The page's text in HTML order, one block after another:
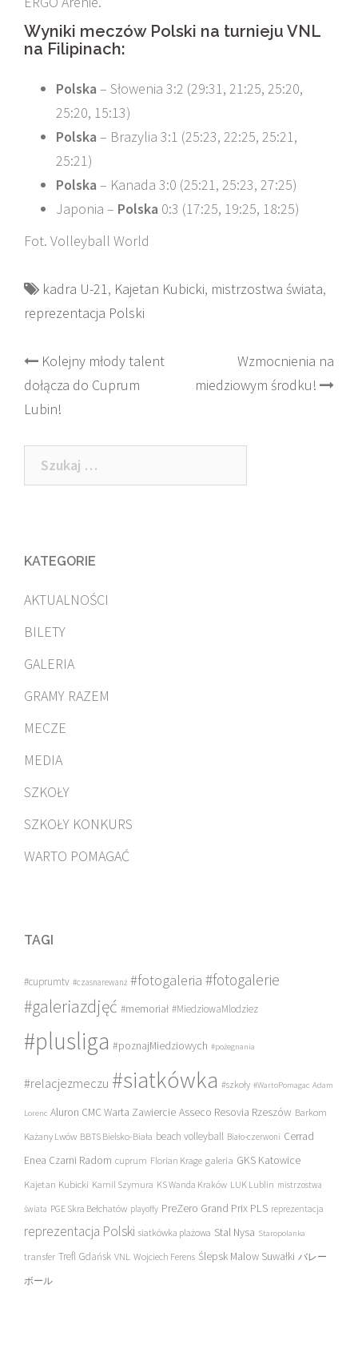
Wyniki meczów Polski na turnieju VNL
na Filipinach:
Polska – Słowenia 3:2 (29:31, 21:25, 25:20,
25:20, 15:13)
Polska – Brazylia 3:1 (25:23, 22:25, 25:21,
25:21)
Polska – Kanada 3:0 (25:21, 25:23, 27:25)
Japonia – Polska 0:3 (17:25, 19:25, 18:25)
Fot. Volleyball World
kadra U-21, Kajetan Kubicki, mistrzostwa świata,
reprezentacja Polski
Post
navigation
Kolejny młody talent
dołącza do Cuprum
Lubin!
Wzmocnienia na
miedziowym środku!
Szukaj:
KATEGORIE
AKTUALNOŚCI
BILETY
GALERIA
GRAMY RAZEM
MECZE
MEDIA
SZKOŁY
SZKOŁY KONKURS
WARTO POMAGAĆ
TAGI
#cuprumtv #czasnarewanż #fotogaleria #fotogalerie
#galeriazdjęć #memoriał #MiedziowaMlodziez
#plusliga #poznajMiedziowych #pożegnania
#relacjezmeczu #siatkówka #szkoły #WartoPomagac Adam
Lorenc Aluron CMC Warta Zawiercie Asseco Resovia Rzeszów Barkom
Każany Lwów BBTS Bielsko-Biała beach volleyball Biało-czerwoni Cerrad
Enea Czarni Radom cuprum Florian Krage galeria GKS Katowice
Kajetan Kubicki Kamil Szymura KS Wanda Kraków LUK Lublin mistrzostwa
świata PGE Skra Bełchatów playoffy PreZero Grand Prix PLS reprezentacja
reprezentacja Polski siatkówka plażowa Stal Nysa Staropolanka
transfer Trefl Gdańsk VNL Wojciech Ferens Ślepsk Malow Suwałki バレー
ボール